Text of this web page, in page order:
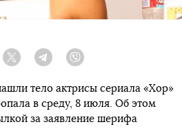
Twitter Telegram
тело актрисы сериала «Хор»
в среду, 8 июля. Об этом
за заявление шерифа